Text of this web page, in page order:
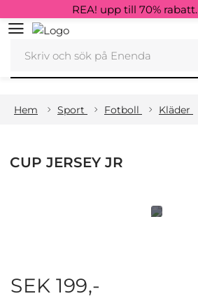
REA! upp till 70% rabatt.
Hem Sport Fotboll Kläder
CUP JERSEY JR
SEK 199,-